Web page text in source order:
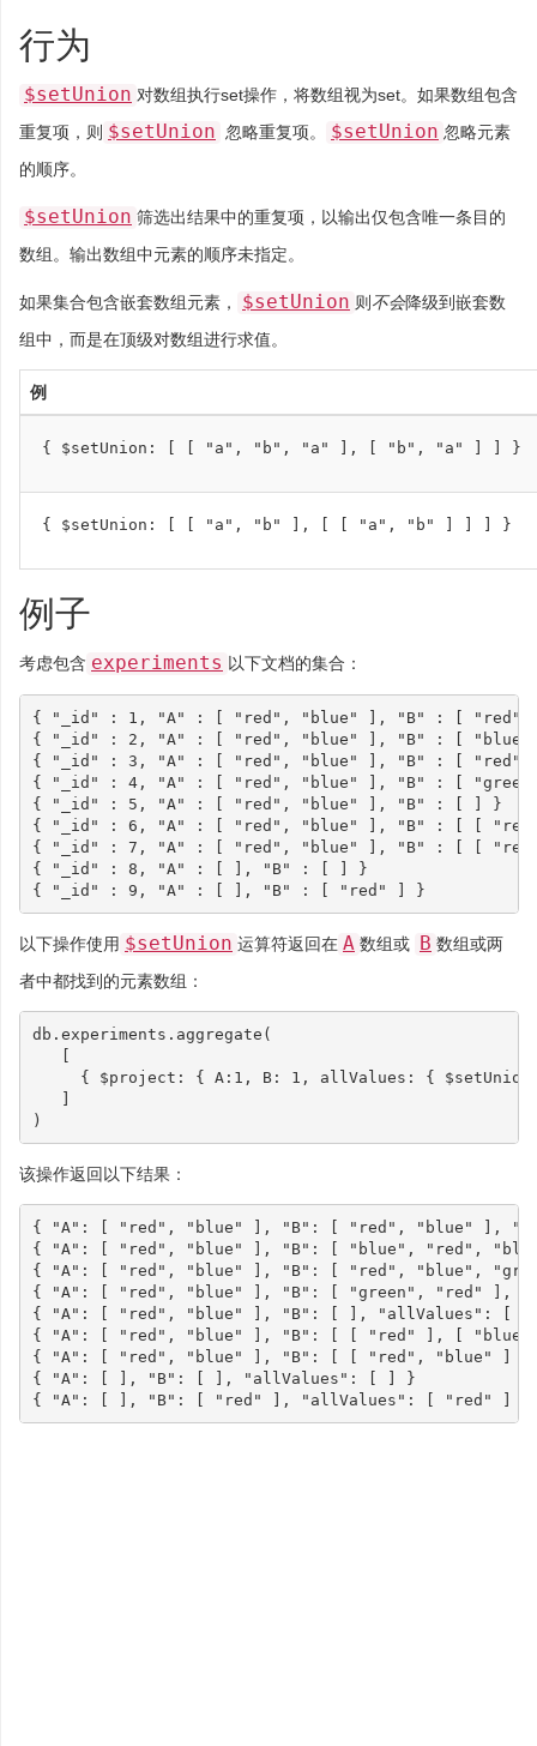
行为
$setUnion 对数组执行set操作，将数组视为set。如果数组包含
重复项，则 $setUnion 忽略重复项。 $setUnion 忽略元素
的顺序。
$setUnion 筛选出结果中的重复项，以输出仅包含唯一条目的
数组。输出数组中元素的顺序未指定。
如果集合包含嵌套数组元素， $setUnion 则 不会降级到嵌套数
组中，而是在顶级对数组进行求值。
例
{ $setUnion : [ [ "a" , "b" , "a" ], [ "b" , "a" ] ] }
{ $setUnion : [ [ "a" , "b" ], [ [ "a" , "b" ] ] ] }
例子
考虑包含 experiments 以下文档的集合：
{ "_id" : 1 , "A" : [ "red" , "blue" ], "B" : [ "red"
{
"_id" : 2 , "A" : [ "red" , "blue" ], "B" : [ "blue"
{
"_id" : 3 , "A" : [ "red" , "blue" ], "B" : [ "red"
{
"_id" : 4, "A" : [ "red" , "blue" ], "B" : [
{
"_id" : 5 , "A" : [ "red" , "blue" ], "B" : [ ]
}
{
"_id" : 6 , "A" : [ "red" , "blue" ], "B" : [ [
{
"_id" : 7 , "A" : [ "red" , "blue" ], "B" : [ [
{
"_id" : 8 , "A" : [ ], "B" : [ ]
}
{
"_id" : 9 , "A" : [ ], "B" : [ "red" ] }
以下操作使用 $setUnion 运算符返回在 A 数组或 B 数组或两
者中都找到的元素数组：
db . experiments . aggregate (
[
{
$project : { A : 1 , B: 1 , allValues : { $setUnion
]
)
该操作返回以下结果：
{ "A" : [ "red" , "blue" ], "B" : [ "red" , "blue" ],
{
"A" : [ "red" , "blue" ], "B" : [ "blue" , "red" ,
{
"A" : [ "red" , "blue" ], "B" : [ "red" , "blue" ,
{
"A" : [ "red" , "blue" ], "B" : [ "green" , "red" ],
{
"A" : [ "red" , "blue" ], "B" : [ ], "allValues" : [
{
"A" : [ "red" , "blue" ], "B" : [ [ "red" ], [
"blue"
{
"A" : [ "red" , "blue" ], "B" : [ [ "red" , "blue" ]
{
"A" : [ ], "B" : [ ], "allValues" : [ ]
}
{
"A" : [ ], "B" : [ "red" ], "allValues" : [ "red" ]